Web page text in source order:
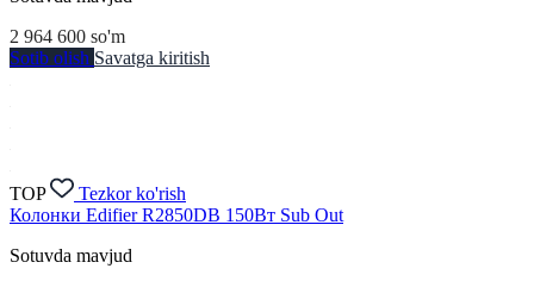
2 964 600 so'm
Sotib olish Savatga kiritish
TOP
Tezkor ko'rish
Колонки Edifier R2850DB 150Вт Sub Out
Sotuvda mavjud